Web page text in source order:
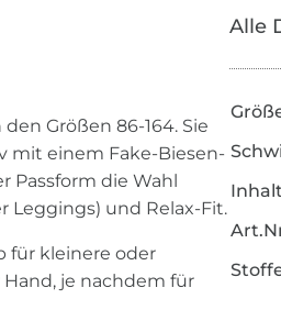
Größen 86-164. Sie
mit einem Fake-Biesen-
Passform die Wahl
Leggings) und Relax-Fit.
für kleinere oder
je nachdem für
Alle